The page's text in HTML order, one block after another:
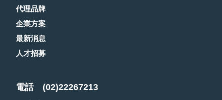
代理品牌
企業方案
最新消息
人才招募
電話 (02)22267213